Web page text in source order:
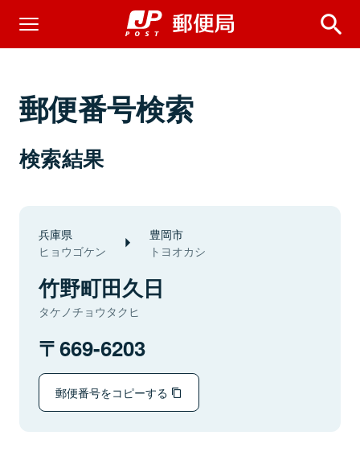
郵便番号検索
検索結果
兵庫県
ヒョウゴケン
豊岡市
トヨオカシ
竹野町田久日
タケノチョウタクヒ
669-6203
郵便番号をコピーする